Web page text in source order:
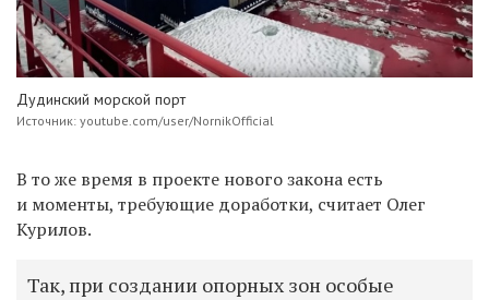
Дудинский морской порт
Источник: youtube.com/user/NornikOfficial
В то же время в проекте нового закона есть
и моменты, требующие доработки, считает Олег
Курилов.
Так, при создании опорных зон особые